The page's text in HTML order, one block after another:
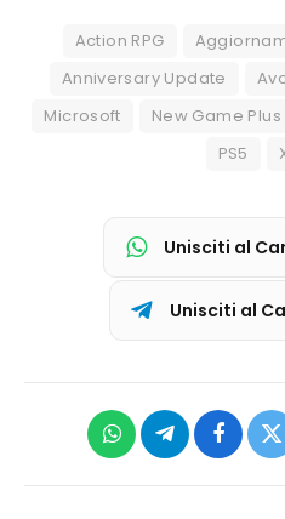
Action RPG
Anniversary Update
Microsoft
New Game Plus
PS5
Unisciti al
Unisciti al
WhatsAppTelegram
X